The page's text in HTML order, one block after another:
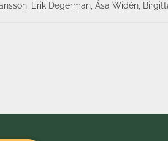
Erik Degerman, Åsa Widén,